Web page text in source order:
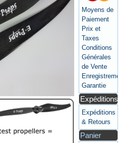
Moyens de
Paiement
Prix et
Taxes
Conditions
Générales
de Vente
Garantie
Expéditions
Expéditions
& Retours
Panier